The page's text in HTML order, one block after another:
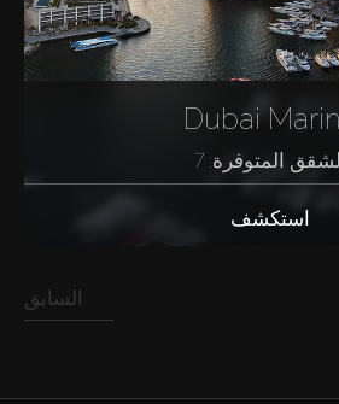
Dubai
المتوفرة: 7
استكشف
السابق